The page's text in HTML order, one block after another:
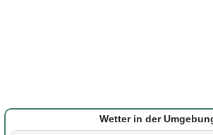
Wetter in der